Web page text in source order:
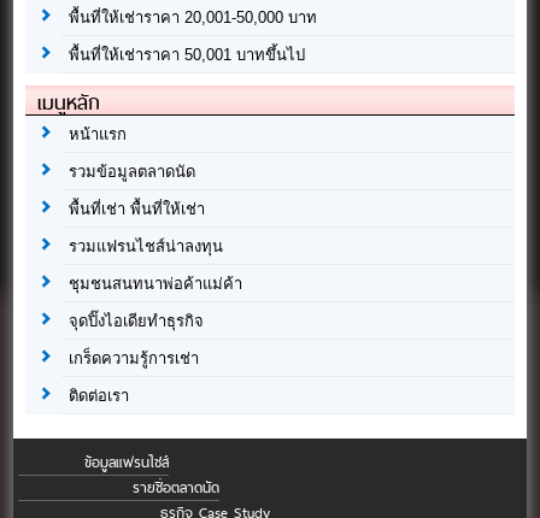
พื้นที่ให้เช่าราคา 20,001-50,000 บาท
พื้นที่ให้เช่าราคา 50,001 บาทขึ้นไป
เมนูหลัก
หน้าแรก
รวมข้อมูลตลาดนัด
พื้นที่เช่า พื้นที่ให้เช่า
รวมแฟรนไชส์น่าลงทุน
ชุมชนสนทนาพ่อค้าแม่ค้า
จุดปิ๊งไอเดียทำธุรกิจ
เกร็ดความรู้การเช่า
ติดต่อเรา
ข้อมูลแฟรนไชส์
รายชื่อตลาดนัด
ธุรกิจ Case Study